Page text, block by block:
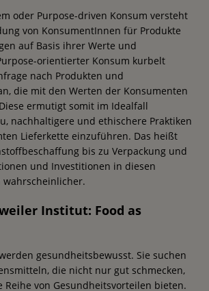
oder Purpose-driven Konsum versteht
von KonsumentInnen für Produkte
auf Basis ihrer Werte und
orientierter Konsum kurbelt
nach Produkten und
die mit den Werten der Konsumenten
ermutigt somit im Idealfall
nachhaltigere und ethischere Praktiken
Lieferkette einzuführen. Das heißt
bis zu Verpackung und
und Investitionen in diesen
wahrscheinlicher.
Institut: Food as
gesundheitsbewusst. Sie suchen
die nicht nur gut schmecken,
Reihe von Gesundheitsvorteilen bieten.